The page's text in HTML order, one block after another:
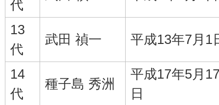
代
13
代
武田 禎一 平成13年7月1
14
代
種子島 秀洲
平成17年5月
日